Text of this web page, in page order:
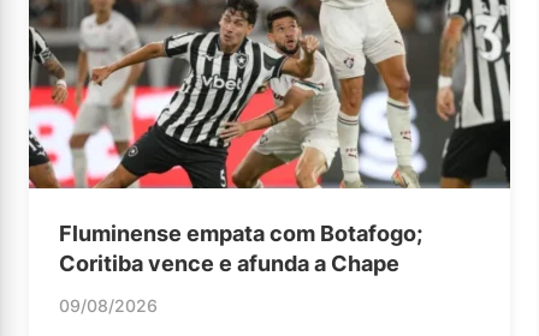
Fluminense empata com Botafogo;
Coritiba vence e afunda a Chape
09/08/2026